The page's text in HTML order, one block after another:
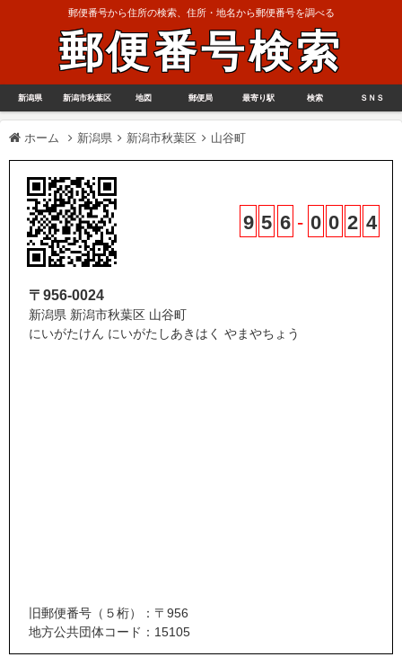
郵便番号から住所の検索、住所・地名から郵便番号を調べる
郵便番号検索
新潟県 新潟市秋葉区 地図 郵便局 最寄り駅 検索 ＳＮＳ
ホーム 新潟県 新潟市秋葉区 山谷町
9 5 6 - 0 0 2 4
〒956-0024
新潟県 新潟市秋葉区 山谷町
にいがたけん にいがたしあきはく やまやちょう
旧郵便番号（５桁）：〒956
地方公共団体コード：15105